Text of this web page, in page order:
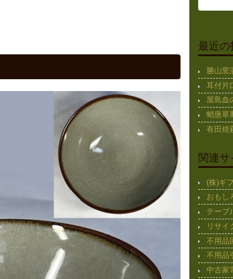
最近の
勝山窯
耳付片
屋島血
蛸唐草
有田焼
関連サ
(株)ギ
おもし
テーブ
リサイ
不用品
不用品
中古家